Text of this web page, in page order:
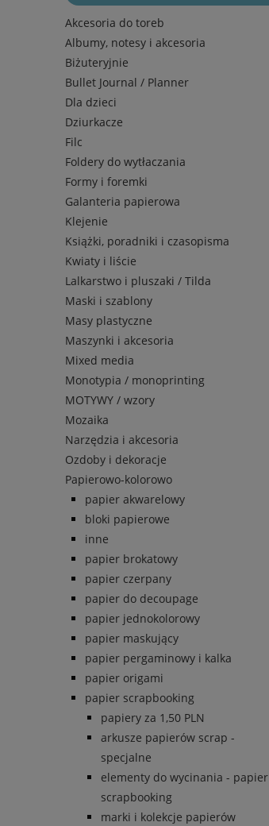
Akcesoria do toreb
Albumy, notesy i akcesoria
Biżuteryjnie
Bullet Journal / Planner
Dla dzieci
Dziurkacze
Filc
Foldery do wytłaczania
Formy i foremki
Galanteria papierowa
Klejenie
Książki, poradniki i czasopisma
Kwiaty i liście
Lalkarstwo i pluszaki / Tilda
Maski i szablony
Masy plastyczne
Maszynki i akcesoria
Mixed media
Monotypia / monoprinting
MOTYWY / wzory
Mozaika
Narzędzia i akcesoria
Ozdoby i dekoracje
Papierowo-kolorowo
papier akwarelowy
bloki papierowe
inne
papier brokatowy
papier czerpany
papier do decoupage
papier jednokolorowy
papier maskujący
papier pergaminowy i kalka
papier origami
papier scrapbooking
papiery za 1,50 PLN
arkusze papierów scrap -
specjalne
elementy do wycinania - papier
scrapbooking
marki i kolekcje papierów